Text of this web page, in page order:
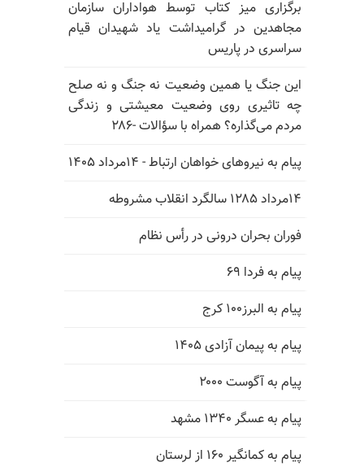
برگزاری میز کتاب توسط هواداران سازمان
مجاهدین در گرامیداشت یاد شهیدان قیام
سراسری در پاریس
این جنگ یا همین وضعیت نه جنگ و نه صلح
چه تاثیری روی وضعیت معیشتی و زندگی
مردم می‌گذاره؟ همراه با سؤالات -۲۸۶
پیام به نیروهای خواهان ارتباط - ۱۴مرداد ۱۴۰۵
۱۴مرداد ۱۲۸۵ سالگرد انقلاب مشروطه
فوران بحران درونی در رأس نظام
پیام به فردا ۶۹
پیام به البرز۱۰۰ کرج
پیام به پیمان آزادی ۱۴۰۵
پیام به آگوست ۲۰۰۰
پیام به عسگر ۱۳۴۰ مشهد
پیام به کمانگیر ۱۶۰ از لرستان